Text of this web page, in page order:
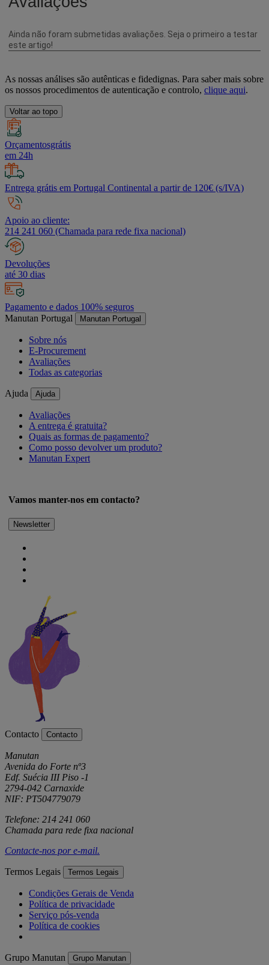
As nossas análises são autênticas e fidedignas. Para saber mais sobre
os nossos procedimentos de autenticação e controlo, clique aqui.
Voltar ao topo
Orçamentosgrátis
em 24h
Entrega grátis em Portugal Continental a partir de 120€ (s/IVA)
Apoio ao cliente:
214 241 060 (Chamada para rede fixa nacional)
Devoluções
até 30 dias
Pagamento e dados 100% seguros
Manutan Portugal
Manutan Portugal
Sobre nós
E-Procurement
Avaliações
Todas as categorias
Ajuda Ajuda
Avaliações
A entrega é gratuita?
Quais as formas de pagamento?
Como posso devolver um produto?
Manutan Expert
Vamos manter-nos em contacto?
Newsletter
Contacto Contacto
Manutan
Avenida do Forte nº3
Edf. Suécia III Piso -1
2794-042 Carnaxide
NIF: PT504779079
Telefone: 214 241 060
Chamada para rede fixa nacional
Contacte-nos pore-mail.
Termos Legais Termos Legais
Condições Gerais de Venda
Política de privacidade
Serviço pós-venda
Política de cookies
Grupo Manutan Grupo Manutan